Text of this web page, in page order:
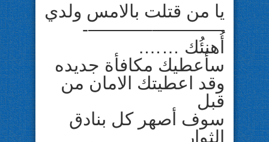
يا من قتلت بالامس ولدي
————–———-
أُهنئُك …….
سأعطيك مكافأة جديده
وقد اعطيتك الامان من
قبل
سوف أصهر كل بنادق
الثوار